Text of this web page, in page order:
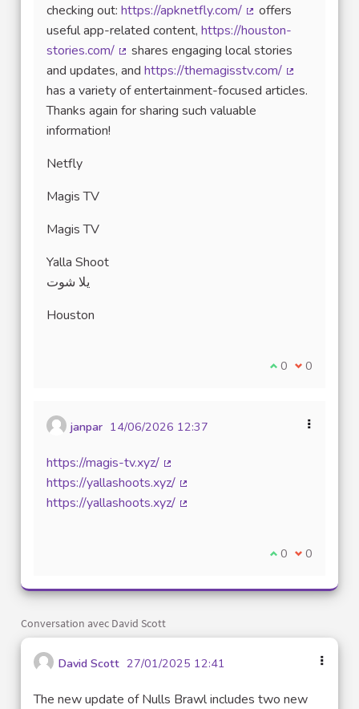
checking out: https://apknetfly.com/
(Lien externe)
offers
useful app-related content, https://houston-
stories.com/
(Lien externe)
shares engaging local stories
and updates, and https://themagisstv.com/
(Lien
has a variety of entertainment-focused articles.
Thanks again for sharing such valuable
information!
Netfly
Magis TV
Magis TV
Yalla Shoot
يلا شوت
Houston
Je suis d'accord
0 Je ne suis
0
janpar 14/06/2026 12:37
https://magis-tv.xyz/
(Lien externe)
https://yallashoots.xyz/
(Lien externe)
https://yallashoots.xyz/
Je suis d'accord
0 Je ne suis
0
Conversation avec David Scott
David Scott 27/01/2025 12:41
The new update of Nulls Brawl includes two new